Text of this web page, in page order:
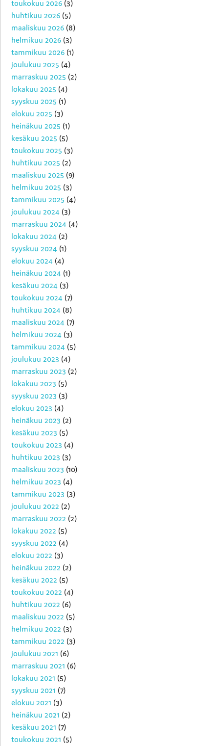
toukokuu 2026 (3)
huhtikuu 2026 (5)
maaliskuu 2026 (8)
helmikuu 2026 (3)
tammikuu 2026 (1)
joulukuu 2025 (4)
marraskuu 2025 (2)
lokakuu 2025 (4)
syyskuu 2025 (1)
elokuu 2025 (3)
heinäkuu 2025 (1)
kesäkuu 2025 (5)
toukokuu 2025 (3)
huhtikuu 2025 (2)
maaliskuu 2025 (9)
helmikuu 2025 (3)
tammikuu 2025 (4)
joulukuu 2024 (3)
marraskuu 2024 (4)
lokakuu 2024 (2)
syyskuu 2024 (1)
elokuu 2024 (4)
heinäkuu 2024 (1)
kesäkuu 2024 (3)
toukokuu 2024 (7)
huhtikuu 2024 (8)
maaliskuu 2024 (7)
helmikuu 2024 (3)
tammikuu 2024 (5)
joulukuu 2023 (4)
marraskuu 2023 (2)
lokakuu 2023 (5)
syyskuu 2023 (3)
elokuu 2023 (4)
heinäkuu 2023 (2)
kesäkuu 2023 (5)
toukokuu 2023 (4)
huhtikuu 2023 (3)
maaliskuu 2023 (10)
helmikuu 2023 (4)
tammikuu 2023 (3)
joulukuu 2022 (2)
marraskuu 2022 (2)
lokakuu 2022 (5)
syyskuu 2022 (4)
elokuu 2022 (3)
heinäkuu 2022 (2)
kesäkuu 2022 (5)
toukokuu 2022 (4)
huhtikuu 2022 (6)
maaliskuu 2022 (5)
helmikuu 2022 (3)
tammikuu 2022 (3)
joulukuu 2021 (6)
marraskuu 2021 (6)
lokakuu 2021 (5)
syyskuu 2021 (7)
elokuu 2021 (3)
heinäkuu 2021 (2)
kesäkuu 2021 (7)
toukokuu 2021 (5)